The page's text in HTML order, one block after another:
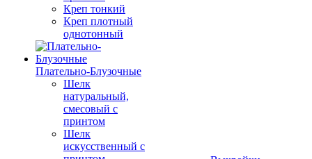
Креп тонкий
Креп плотный
однотонный
Плательно-Блузочные
Шелк
натуральный,
смесовый с
принтом
Шелк
искусственный с